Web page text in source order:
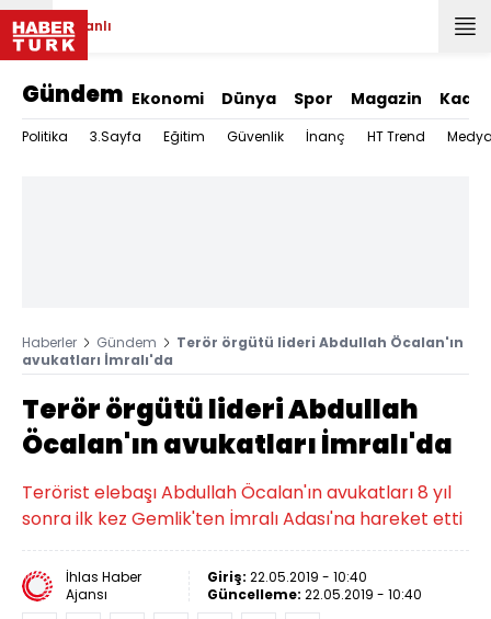
Canlı
Gündem Ekonomi Dünya Spor Magazin Kadın
Politika 3.Sayfa Eğitim Güvenlik İnanç HT Trend
Haberler Gündem
Terör örgütü lideri Abdullah Öcalan'ın
avukatları İmralı'da
Terör örgütü lideri Abdullah
Öcalan'ın avukatları İmralı'da
Terörist elebaşı Abdullah Öcalan'ın avukatları 8 yıl
sonra ilk kez Gemlik'ten İmralı Adası'na hareket etti
İhlas Haber
Ajansı
Giriş: 22.05.2019 - 10:40
Güncelleme: 22.05.2019 - 10:40